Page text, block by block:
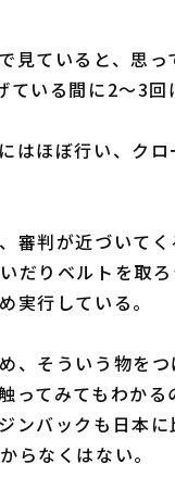
ていると、思
いる間に2〜3回
ほぼ行い、ク
判が近づいて
だりベルトを取
実行している。
、そういう物を
ってみてもわか
ンバックも日本
らなくはない。